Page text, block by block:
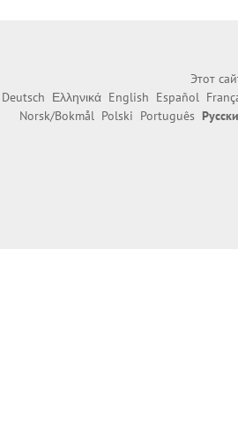
Этот
Deutsch Ελληνικά English Español
Norsk/Bokmål Polski Português